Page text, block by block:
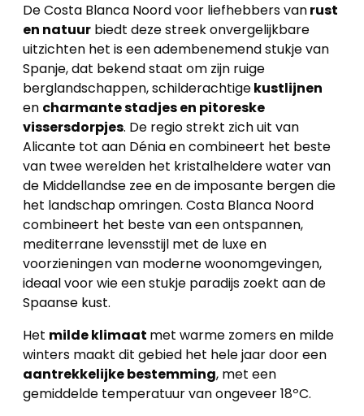
De Costa Blanca Noord voor liefhebbers vanrust
en natuur biedt deze streek onvergelijkbare
uitzichten het is een adembenemend stukje van
Spanje, dat bekend staat om zijn ruige
berglandschappen, schilderachtigekustlijnen
en charmante stadjes en pitoreske
vissersdorpjes. De regio strekt zich uit van
Alicante tot aan Dénia en combineert het beste
van twee werelden het kristalheldere water van
de Middellandse zee en de imposante bergen die
het landschap omringen. Costa Blanca Noord
combineert het beste van een ontspannen,
mediterrane levensstijl met de luxe en
voorzieningen van moderne woonomgevingen,
ideaal voor wie een stukje paradijs zoekt aan de
Spaanse kust.
Het milde klimaat met warme zomers en milde
winters maakt dit gebied het hele jaar door een
aantrekkelijke bestemming, met een
gemiddelde temperatuur van ongeveer 18ºC.